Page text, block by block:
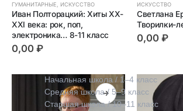
ГУМАНИТАРНЫЕ ИСКУССТВО
Иван Полторацкий: Хиты XX-
XXI века: рок, поп,
электроника… 8-11 класс
0,00 ₽
ИСКУССТВО
Светлана
Творилки-
0,00 ₽
Начальная школа / 1–4 класс
Средняя школа / 5–9 класс
Старшая школа / 10–11 класс